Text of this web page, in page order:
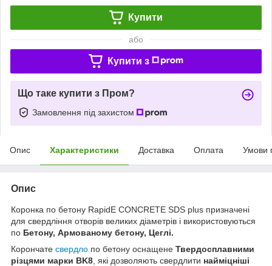
Купити
або
Купити з
Що таке купити з Пром?
Замовлення під захистом
Опис Характеристики Доставка Оплата Умови
Опис
Коронка по бетону RapidE CONCRETE SDS plus призначені
для свердління отворів великих діаметрів і використовуються
по Бетону, Армованому бетону, Цеглі.
Корончате свердло по бетону оснащене Твердосплавними
різцями марки BK8 , які дозволяють свердлити найміцніші